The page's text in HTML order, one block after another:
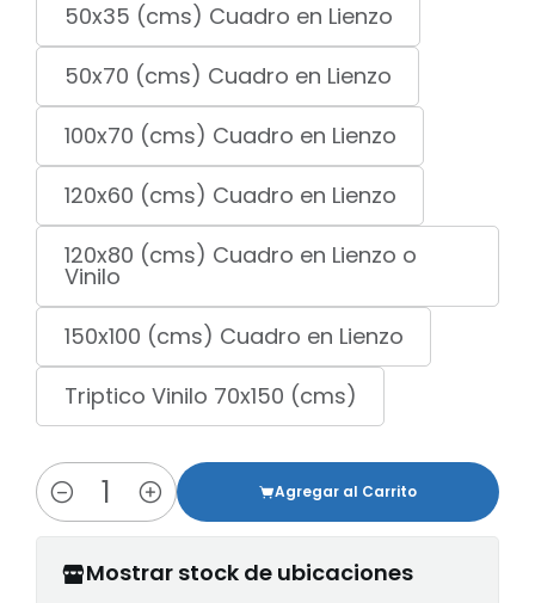
50x35 (cms) Cuadro en Lienzo
50x70 (cms) Cuadro en Lienzo
100x70 (cms) Cuadro en Lienzo
120x60 (cms) Cuadro en Lienzo
120x80 (cms) Cuadro en Lienzo o
Vinilo
150x100 (cms) Cuadro en Lienzo
Triptico Vinilo 70x150 (cms)
Cantidad
Agregar al Carrito
Mostrar stock de ubicaciones